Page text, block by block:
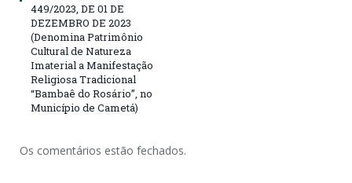
449/2023, DE 01 DE
DEZEMBRO DE 2023
(Denomina Patrimônio
Cultural de Natureza
Imaterial a Manifestação
Religiosa Tradicional
“Bambaê do Rosário”, no
Município de Cametá)
Os comentários estão fechados.